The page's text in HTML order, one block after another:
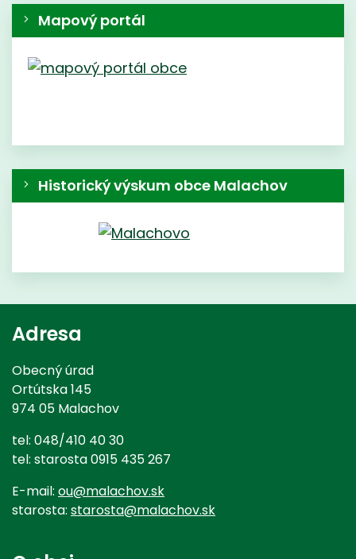
Mapový portál
Historický výskum obce Malachov
Adresa
Obecný úrad
Ortútska 145
974 05 Malachov
tel: 048/410 40 30
tel: starosta 0915 435 267
E-mail: ou@malachov.sk
starosta: starosta@malachov.sk